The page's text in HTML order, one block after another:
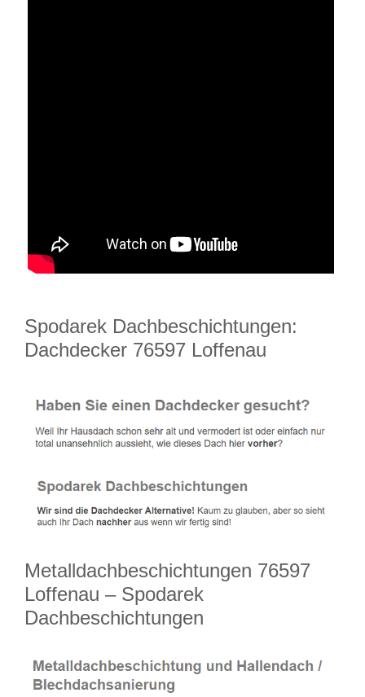
Spodarek Dachbeschichtungen:
Dachdecker 76597 Loffenau
Metalldachbeschichtungen 76597
Loffenau – Spodarek
Dachbeschichtungen